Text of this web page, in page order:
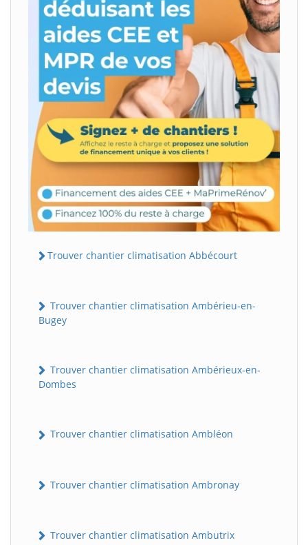
Trouver chantier climatisation Abbécourt
Trouver chantier climatisation Ambérieu-en-
Bugey
Trouver chantier climatisation Ambérieux-en-
Dombes
Trouver chantier climatisation Ambléon
Trouver chantier climatisation Ambronay
Trouver chantier climatisation Ambutrix